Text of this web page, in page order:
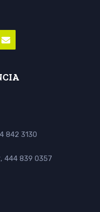
842 3130
444 839 0357